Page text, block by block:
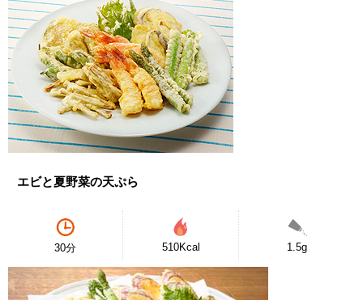
エビと夏野菜の天ぷら
30分 510Kcal 1.5g